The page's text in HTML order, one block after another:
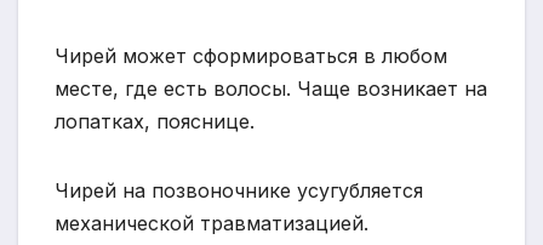
Чирей может сформироваться в любом
месте, где есть волосы. Чаще возникает на
лопатках, пояснице.
Чирей на позвоночнике усугубляется
механической травматизацией.